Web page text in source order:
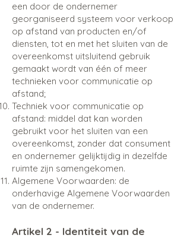
een door de ondernemer
georganiseerd systeem voor verkoop
op afstand van producten en/of
diensten, tot en met het sluiten van de
overeenkomst uitsluitend gebruik
gemaakt wordt van één of meer
technieken voor communicatie op
afstand;
Techniek voor communicatie op
afstand: middel dat kan worden
gebruikt voor het sluiten van een
overeenkomst, zonder dat consument
en ondernemer gelijktijdig in dezelfde
ruimte zijn samengekomen.
Algemene Voorwaarden: de
onderhavige Algemene Voorwaarden
van de ondernemer.
Artikel 2 - Identiteit van de